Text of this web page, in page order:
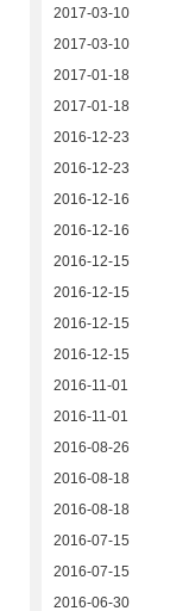
2017-03-10
2017-03-10
2017-01-18
2017-01-18
2016-12-23
2016-12-23
2016-12-16
2016-12-16
2016-12-15
2016-12-15
2016-12-15
2016-12-15
2016-11-01
2016-11-01
2016-08-26
2016-08-18
2016-08-18
2016-07-15
2016-07-15
2016-06-30